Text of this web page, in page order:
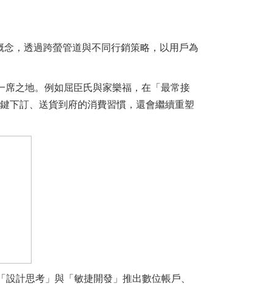
，透過跨螢管道與不同行銷策略，以用戶為
席之地。例如屈臣氏與家樂福，在「最常接
下訂、送貨到府的消費習慣，還會繼續重塑
計思考」與「敏捷開發」推出數位帳戶、